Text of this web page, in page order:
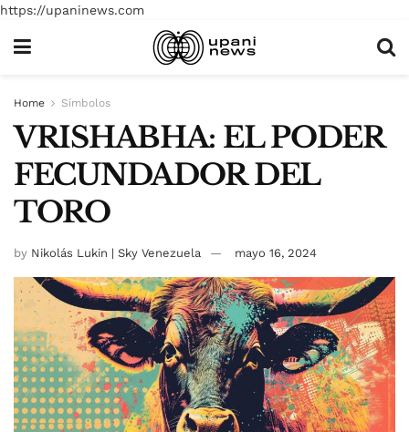
https://upaninews.com
Home Símbolos
VRISHABHA: EL PODER
FECUNDADOR DEL
TORO
by Nikolás Lukin | Sky Venezuela mayo 16, 2024